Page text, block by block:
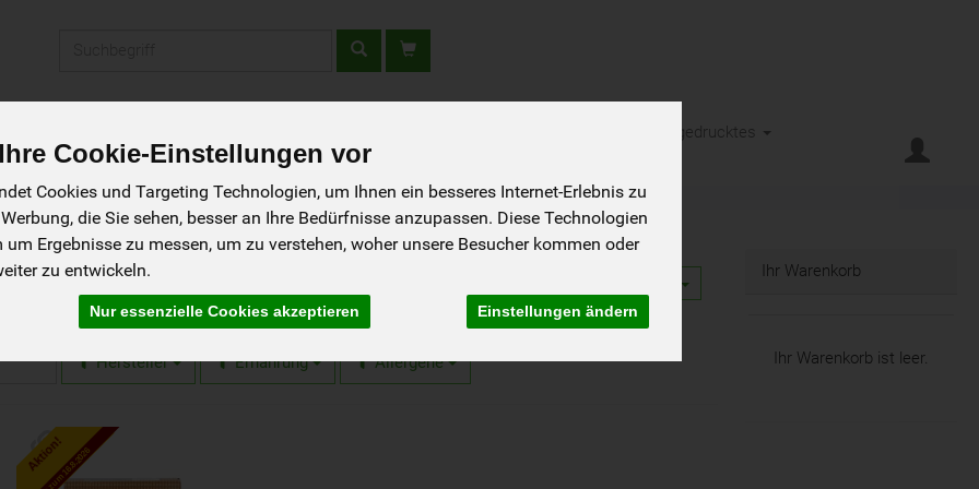
Cookie-Einstellungen vor
Cookies und Targeting Technologien, um Ihnen ein besseres Internet-Erlebnis zu
die Sie sehen, besser an Ihre Bedürfnisse anzupassen. Diese Technologien
Ergebnisse zu messen, um zu verstehen, woher unsere Besucher kommen oder
zu entwickeln.
Nur essenzielle Cookies akzeptieren Einstellungen ändern
Kleingedrucktes
2 von 1597
Hersteller Ernährung Allergene
Aktion!
Ihr Warenkorb
Ihr Warenkorb ist leer.